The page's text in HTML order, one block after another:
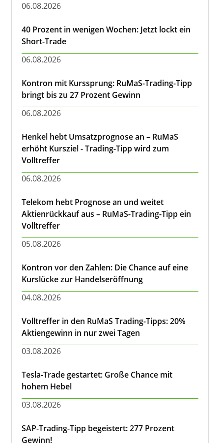
06.08.2026
40 Prozent in wenigen Wochen: Jetzt lockt ein
Short-Trade
06.08.2026
Kontron mit Kurssprung: RuMaS-Trading-Tipp
bringt bis zu 27 Prozent Gewinn
06.08.2026
Henkel hebt Umsatzprognose an – RuMaS
erhöht Kursziel - Trading-Tipp wird zum
Volltreffer
06.08.2026
Telekom hebt Prognose an und weitet
Aktienrückkauf aus – RuMaS-Trading-Tipp ein
Volltreffer
05.08.2026
Kontron vor den Zahlen: Die Chance auf eine
Kurslücke zur Handelseröffnung
04.08.2026
Volltreffer in den RuMaS Trading-Tipps: 20%
Aktiengewinn in nur zwei Tagen
03.08.2026
Tesla-Trade gestartet: Große Chance mit
hohem Hebel
03.08.2026
SAP-Trading-Tipp begeistert: 277 Prozent
Gewinn!